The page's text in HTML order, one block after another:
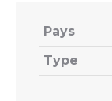
Pays
Type